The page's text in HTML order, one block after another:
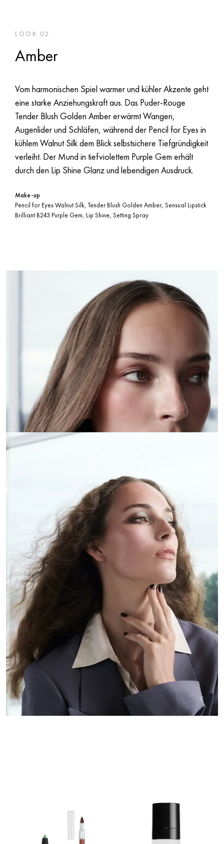
LOOK 02
Amber
Vom harmonischen Spiel warmer und kühler Akzente geht
eine starke Anziehungskraft aus. Das Puder-Rouge
Tender Blush Golden Amber erwärmt Wangen,
Augenlider und Schläfen, während der Pencil for Eyes in
kühlem Walnut Silk dem Blick selbstsichere Tiefgründigkeit
verleiht. Der Mund in tiefviolettem Purple Gem erhält
durch den Lip Shine Glanz und lebendigen Ausdruck.
Make-up
Pencil for Eyes Walnut Silk, Tender Blush Golden Amber, Sensual Lipstick
Brilliant B243 Purple Gem, Lip Shine, Setting Spray